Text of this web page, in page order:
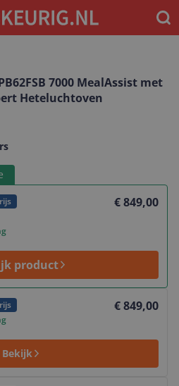
7000 MealAssist met
Heteluchtoven
€ 849,00
product
€ 849,00
Bekijk